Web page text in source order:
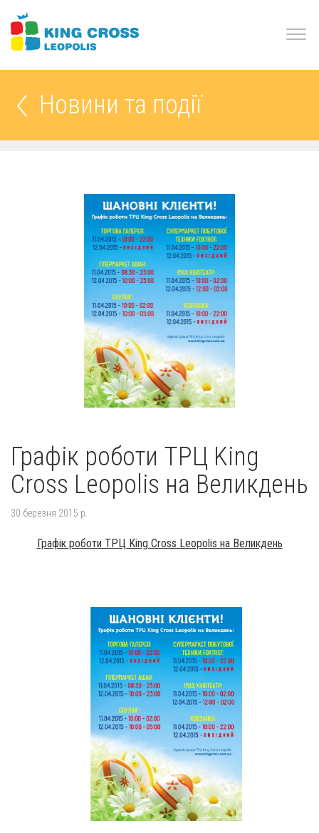
Новини та події
Графік роботи ТРЦ King
Cross Leopolis на Великдень
30 березня 2015 р.
Графік роботи ТРЦ King Cross Leopolis на Великдень